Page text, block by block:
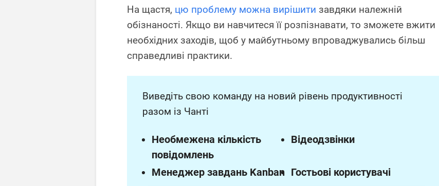
На щастя, цю проблему можна вирішити завдяки належній
обізнаності. Якщо ви навчитеся її розпізнавати, то зможете вжити
необхідних заходів, щоб у майбутньому впроваджувались більш
справедливі практики.
Виведіть свою команду на новий рівень продуктивності
разом із Чанті
Необмежена кількість
повідомлень
Відеодзвінки
Менеджер завдань Kanban Гостьові користувачі